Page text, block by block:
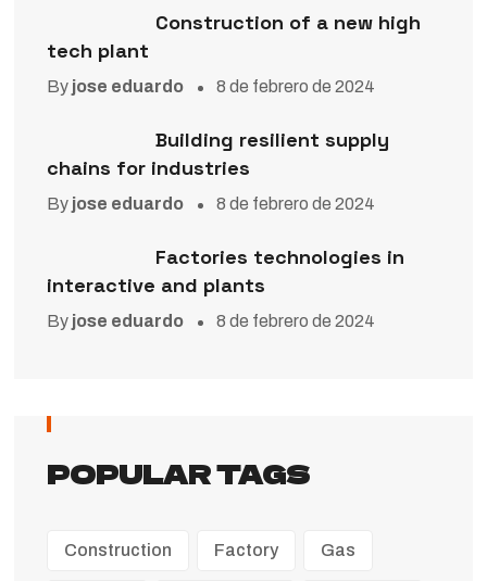
Construction of a new high
tech plant
By jose eduardo 8 de febrero de 2024
Building resilient supply
chains for industries
By jose eduardo 8 de febrero de 2024
Factories technologies in
interactive and plants
By jose eduardo 8 de febrero de 2024
POPULAR TAGS
Construction Factory Gas